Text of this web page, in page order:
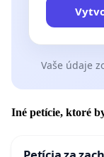
Vaše údaje
Iné petície, ktoré